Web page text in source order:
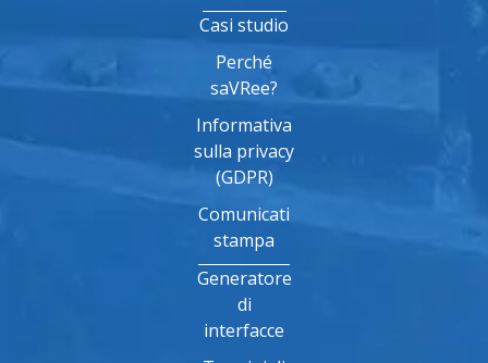
Casi studio
Perché
saVRee?
Informativa
sulla privacy
(GDPR)
Comunicati
stampa
Generatore
di
interfacce